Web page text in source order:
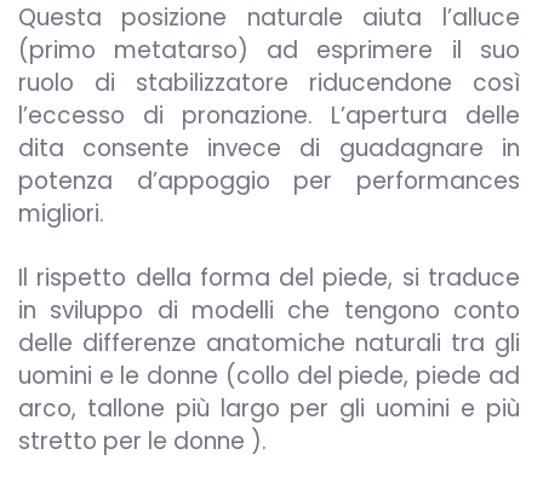
Questa posizione naturale aiuta l’alluce
(primo metatarso) ad esprimere il suo
ruolo di stabilizzatore riducendone così
l’eccesso di pronazione. L’apertura delle
dita consente invece di guadagnare in
potenza d’appoggio per performances
migliori.
Il rispetto della forma del piede, si traduce
in sviluppo di modelli che tengono conto
delle differenze anatomiche naturali tra gli
uomini e le donne (collo del piede, piede ad
arco, tallone più largo per gli uomini e più
stretto per le donne ).